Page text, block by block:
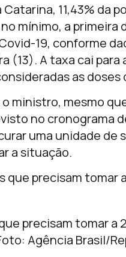
Catarina, 11,43% da
mínimo, a primeira
19, conforme
(13). A taxa cai para
as doses
ministro, mesmo
no cronograma
uma unidade de
a situação.
precisam tomar a
Agência Brasil/